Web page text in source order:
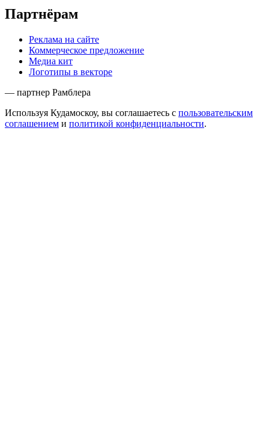
Партнёрам
Реклама на сайте
Коммерческое предложение
Медиа кит
Логотипы в векторе
— партнер Рамблера
Используя Кудамоскоу, вы соглашаетесь с пользовательским
соглашением и политикой конфиденциальности.